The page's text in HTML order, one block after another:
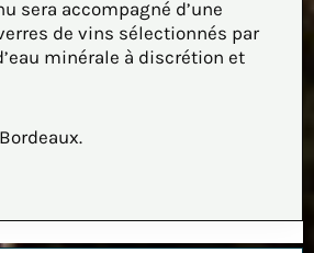
sera accompagné d’une
de vins sélectionnés par
minérale à discrétion et